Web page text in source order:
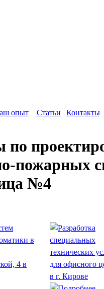
опыт Статьи Контакты
по
пожарных
№4